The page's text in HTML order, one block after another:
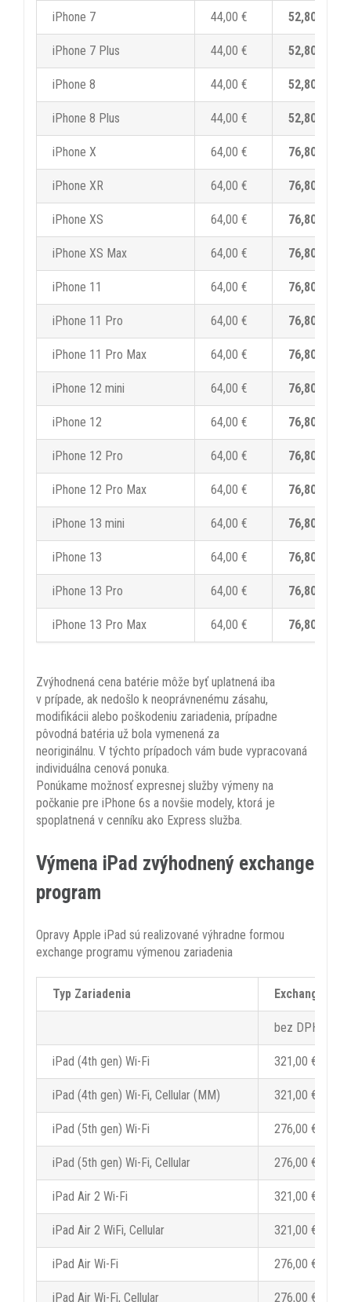
iPhone 7 44,00 € 52,80 €
iPhone 7 Plus 44,00 € 52,80 €
iPhone 8 44,00 € 52,80 €
iPhone 8 Plus 44,00 € 52,80 €
iPhone X 64,00 € 76,80 €
iPhone XR 64,00 € 76,80 €
iPhone XS 64,00 € 76,80 €
iPhone XS Max 64,00 € 76,80 €
iPhone 11 64,00 € 76,80 €
iPhone 11 Pro 64,00 € 76,80 €
iPhone 11 Pro Max 64,00 € 76,80 €
iPhone 12 mini 64,00 € 76,80 €
iPhone 12 64,00 € 76,80 €
iPhone 12 Pro 64,00 € 76,80 €
iPhone 12 Pro Max 64,00 € 76,80 €
iPhone 13 mini 64,00 € 76,80 €
iPhone 13 64,00 € 76,80 €
iPhone 13 Pro 64,00 € 76,80 €
iPhone 13 Pro Max 64,00 € 76,80 €
Zvýhodnená cena batérie môže byť uplatnená iba
v prípade, ak nedošlo k neoprávnenému zásahu,
modifikácii alebo poškodeniu zariadenia, prípadne
pôvodná batéria už bola vymenená za
neoriginálnu. V týchto prípadoch vám bude vypracovaná
individuálna cenová ponuka.
Ponúkame možnosť expresnej služby výmeny na
počkanie pre iPhone 6s a novšie modely, ktorá je
spoplatnená v cenníku ako Express služba.
Výmena iPad zvýhodnený exchange
program
Opravy Apple iPad sú realizované výhradne formou
exchange programu výmenou zariadenia
Typ Zariadenia Exchange
bez DPH
iPad (4th gen) Wi-Fi 321,00 €
iPad (4th gen) Wi-Fi, Cellular (MM) 321,00 €
iPad (5th gen) Wi-Fi 276,00 €
iPad (5th gen) Wi-Fi, Cellular 276,00 €
iPad Air 2 Wi-Fi 321,00 €
iPad Air 2 WiFi, Cellular 321,00 €
iPad Air Wi-Fi 276,00 €
iPad Air Wi-Fi, Cellular 276,00 €